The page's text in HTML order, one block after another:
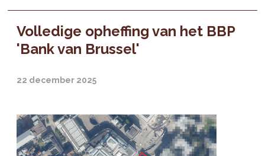
Volledige opheffing van het BBP
'Bank van Brussel'
22 december 2025